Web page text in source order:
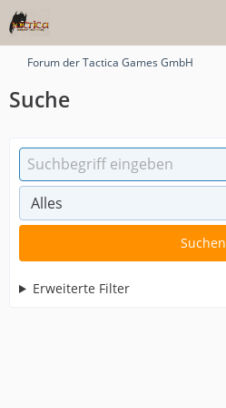
Forum der Tactica Games GmbH
Suche
Suchen
Erweiterte Filter